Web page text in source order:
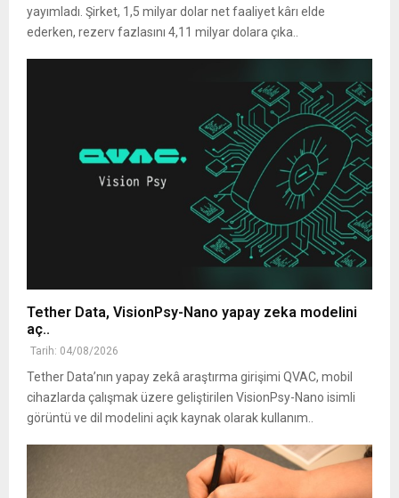
yayımladı. Şirket, 1,5 milyar dolar net faaliyet kârı elde
ederken, rezerv fazlasını 4,11 milyar dolara çıka..
Tether Data, VisionPsy-Nano yapay zeka modelini
aç..
Tarih: 04/08/2026
Tether Data’nın yapay zekâ araştırma girişimi QVAC, mobil
cihazlarda çalışmak üzere geliştirilen VisionPsy-Nano isimli
görüntü ve dil modelini açık kaynak olarak kullanım..